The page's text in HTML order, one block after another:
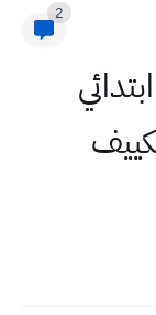
2
تكييف